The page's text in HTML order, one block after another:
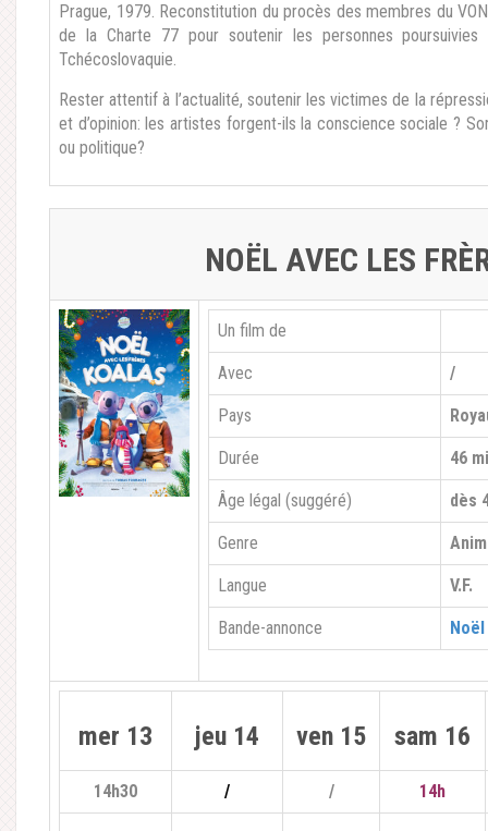
Prague, 1979. Reconstitution du procès des membres du
de la Charte 77 pour soutenir les personnes
Tchécoslovaquie.
Rester attentif à l’actualité, soutenir les victimes de la
et d’opinion: les artistes forgent-ils la conscience sociale ?
ou politique?
NOËL AVEC LES
Un film de
Avec /
Pays
Durée 46
Âge légal (suggéré) dès
Genre
Langue V.F.
Bande-annonce
mer 13 jeu 14 ven 15 sam 16
14h30 / / 14h